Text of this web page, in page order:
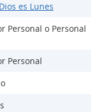
es Lunes
Personal o Personal
Personal